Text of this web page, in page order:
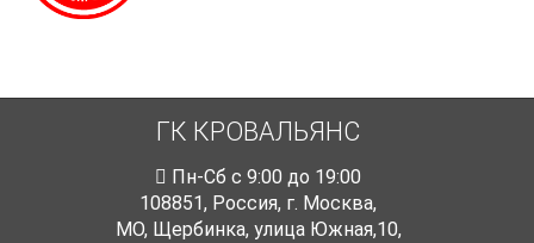
ГК КРОВАЛЬЯНС
Пн-Cб с 9:00 до 19:00
108851, Россия, г. Москва,
МО, Щербинка, улица Южная,10,